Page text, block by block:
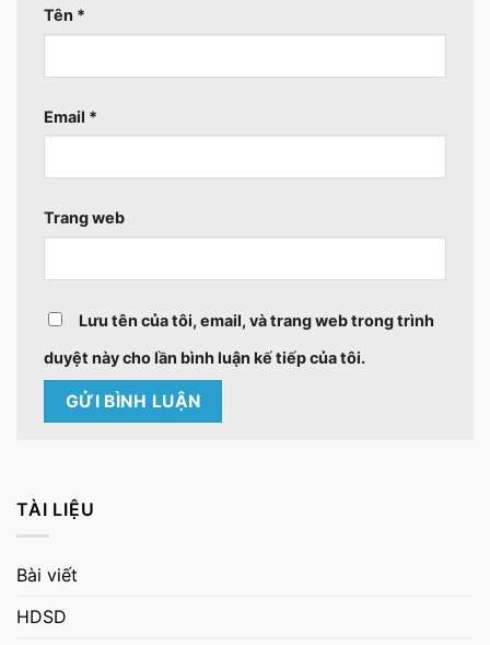
TÀI LIỆU
Bài viết
HDSD
Tên *
Email *
Trang web
Lưu tên của tôi, email, và trang web trong trình
duyệt này cho lần bình luận kế tiếp của tôi.